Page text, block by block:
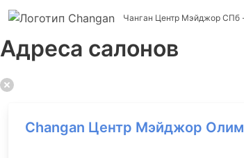
Чанган Центр Мэйджор СПб
Адреса салонов
Changan Центр Мэйджор